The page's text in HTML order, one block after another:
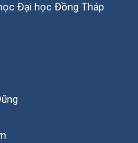
Đại học Đồng Tháp